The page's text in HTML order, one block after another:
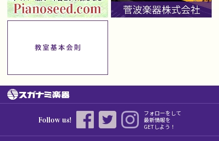
Follow us!
フォローをして
最新情報を
GETしよう！